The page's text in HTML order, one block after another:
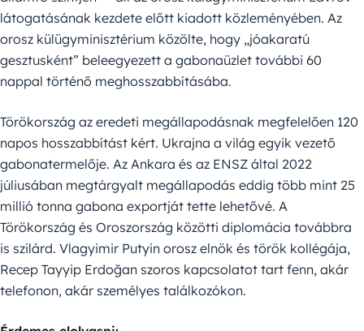
látogatásának kezdete előtt kiadott közleményében. Az
orosz külügyminisztérium közölte, hogy „jóakaratú
gesztusként” beleegyezett a gabonaüzlet további 60
nappal történő meghosszabbításába.
Törökország az eredeti megállapodásnak megfelelően 120
napos hosszabbítást kért. Ukrajna a világ egyik vezető
gabonatermelője. Az Ankara és az ENSZ által 2022
júliusában megtárgyalt megállapodás eddig több mint 25
millió tonna gabona exportját tette lehetővé. A
Törökország és Oroszország közötti diplomácia továbbra
is szilárd. Vlagyimir Putyin orosz elnök és török kollégája,
Recep Tayyip Erdoğan szoros kapcsolatot tart fenn, akár
telefonon, akár személyes találkozókon.